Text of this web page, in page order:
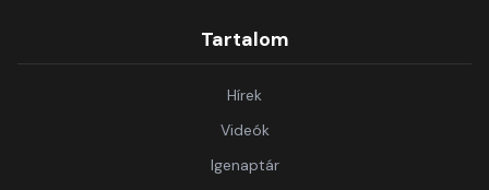
Tartalom
Hírek
Videók
Igenaptár